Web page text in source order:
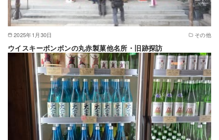
2025年1月30日 その他
ウイスキーボンボンの丸赤製菓他名所・旧跡探訪